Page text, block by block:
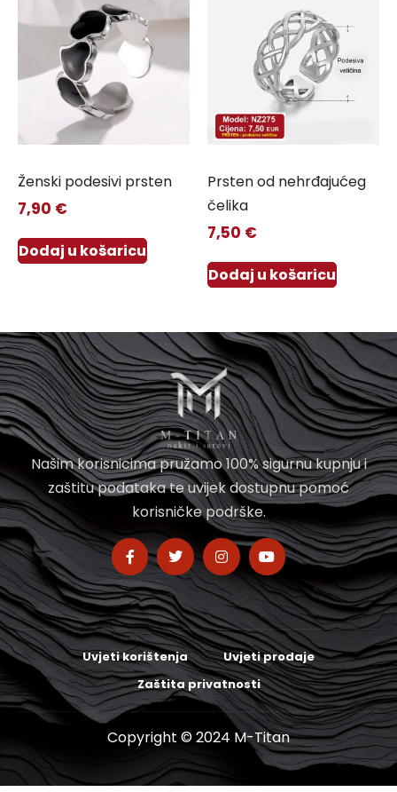
Ženski podesivi prsten
7,90 €
Dodaj u košaricu
Prsten od nehrđajućeg
čelika
7,50 €
Dodaj u košaricu
Našim korisnicima pružamo 100% sigurnu kupnju i
zaštitu podataka te uvijek dostupnu pomoć
korisničke podrške.
Uvjeti korištenja
Uvjeti prodaje
Zaštita privatnosti
Copyright © 2024 M-Titan